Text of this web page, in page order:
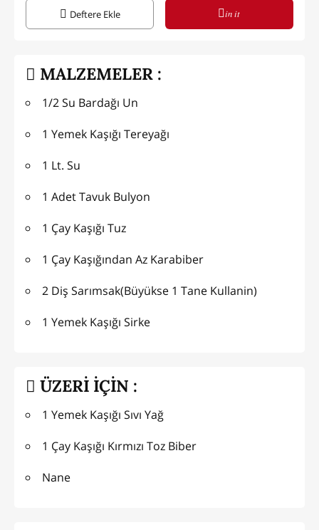
Deftere Ekle in it
MALZEMELER :
1/2 Su Bardağı Un
1 Yemek Kaşığı Tereyağı
1 Lt. Su
1 Adet Tavuk Bulyon
1 Çay Kaşığı Tuz
1 Çay Kaşığından Az Karabiber
2 Diş Sarımsak(Büyükse 1 Tane Kullanin)
1 Yemek Kaşığı Sirke
ÜZERİ İÇİN :
1 Yemek Kaşığı Sıvı Yağ
1 Çay Kaşığı Kırmızı Toz Biber
Nane